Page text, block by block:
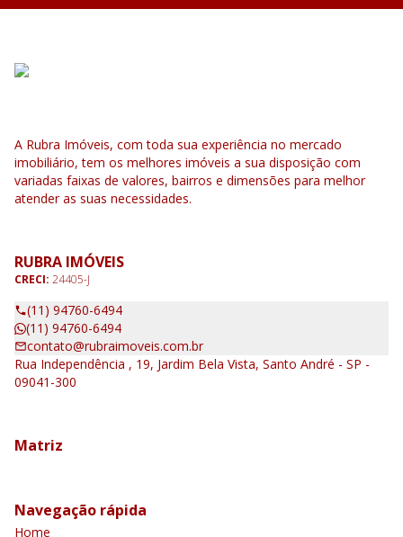
A Rubra Imóveis, com toda sua experiência no mercado
imobiliário, tem os melhores imóveis a sua disposição com
variadas faixas de valores, bairros e dimensões para melhor
atender as suas necessidades.
RUBRA IMÓVEIS
CRECI: 24405-J
(11) 94760-6494
(11) 94760-6494
contato@rubraimoveis.com.br
Rua Independência , 19, Jardim Bela Vista, Santo André - SP -
09041-300
Matriz
Navegação rápida
Home